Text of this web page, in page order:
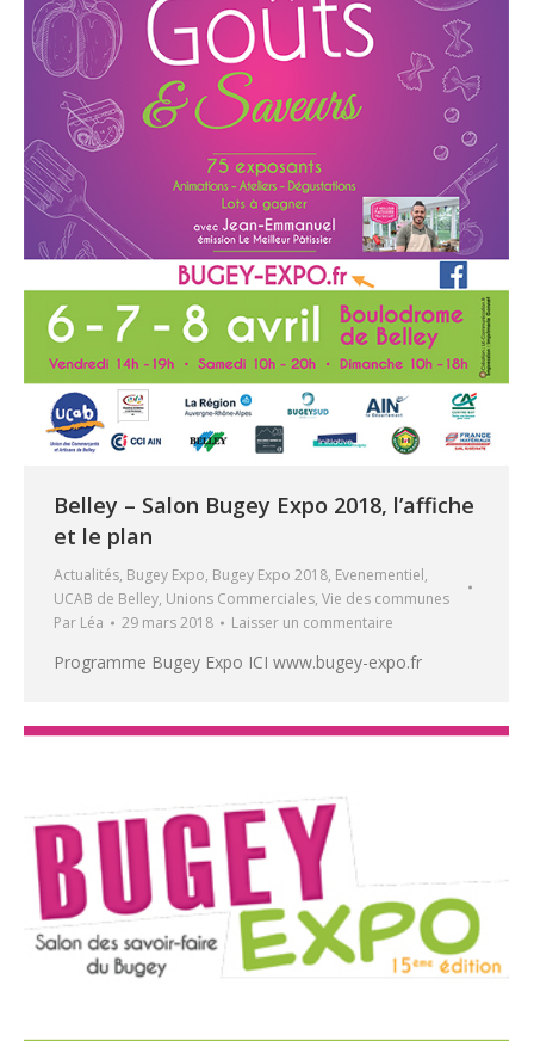
Belley – Salon Bugey Expo 2018, l’affiche
et le plan
Actualités, Bugey Expo, Bugey Expo 2018, Evenementiel,
UCAB de Belley, Unions Commerciales, Vie des communes
Par Léa 29 mars 2018 Laisser un commentaire
Programme Bugey Expo ICI www.bugey-expo.fr